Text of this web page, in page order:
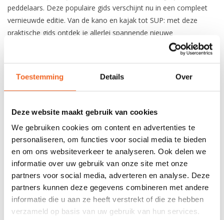
Toestemming Details Over
Deze website maakt gebruik van cookies
We gebruiken cookies om content en advertenties te
personaliseren, om functies voor social media te bieden
en om ons websiteverkeer te analyseren. Ook delen we
informatie over uw gebruik van onze site met onze
partners voor social media, adverteren en analyse. Deze
partners kunnen deze gegevens combineren met andere
informatie die u aan ze heeft verstrekt of die ze hebben
verzameld op basis van uw gebruik van hun services.
peddelaars. Deze populaire gids verschijnt nu in een compleet
vernieuwde editie. Van de kano en kajak tot SUP: met deze
praktische gids ontdek je allerlei spannende nieuwe
peddelroutes voor dagtochten en meerdaagse tochten op het
water. Stap op je board, in je kano of in je kajak en ga op
praktische tips voor zowel de beginnende als de gevorderde
routes en navigeer je een weg naar een nieuwe
peddelavontuur pas echt beginnen.
De auteurs voeren en fotografeerden alle tochten zelf, 50
routes met veel extra info!
REVIEWS